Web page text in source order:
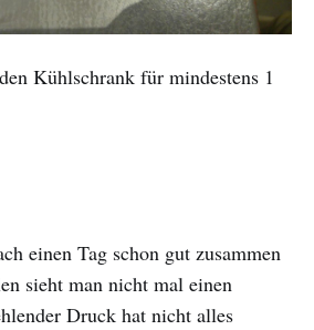
Kühlschrank für mindestens 1
einen Tag schon gut zusammen
sieht man nicht mal einen
Druck hat nicht alles